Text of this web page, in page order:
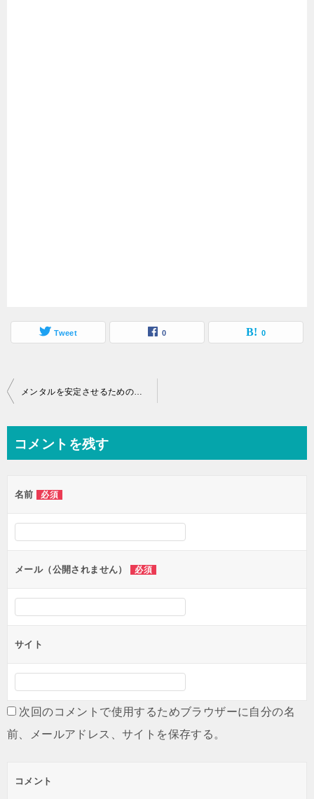
Tweet 0 0
投
ビ
ー
シ
ン
メンタルを安定させるためのちょっとしたコツ
コメントを残す
名前 必須
メール（公開されません） 必須
サイト
次回のコメントで使用するためブラウザーに自分の名
前、メールアドレス、サイトを保存する。
コメント